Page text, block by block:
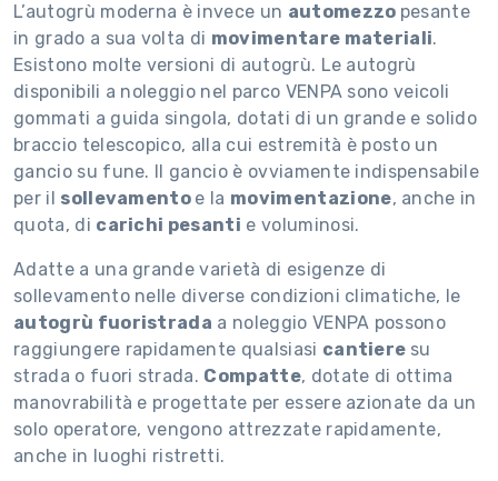
L’autogrù moderna è invece un automezzo pesante
in grado a sua volta di movimentare materiali.
Esistono molte versioni di autogrù. Le autogrù
disponibili a noleggio nel parco VENPA sono veicoli
gommati a guida singola, dotati di un grande e solido
braccio telescopico, alla cui estremità è posto un
gancio su fune. Il gancio è ovviamente indispensabile
per il sollevamento e la movimentazione, anche in
quota, di carichi pesanti e voluminosi.
Adatte a una grande varietà di esigenze di
sollevamento nelle diverse condizioni climatiche, le
autogrù fuoristrada a noleggio VENPA possono
raggiungere rapidamente qualsiasi cantiere su
strada o fuori strada. Compatte, dotate di ottima
manovrabilità e progettate per essere azionate da un
solo operatore, vengono attrezzate rapidamente,
anche in luoghi ristretti.